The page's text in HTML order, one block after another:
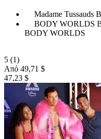
Madame Tussauds
BODY WORLDS
BODY WORLDS
5 (1)
Από 49,71 $
47,23 $